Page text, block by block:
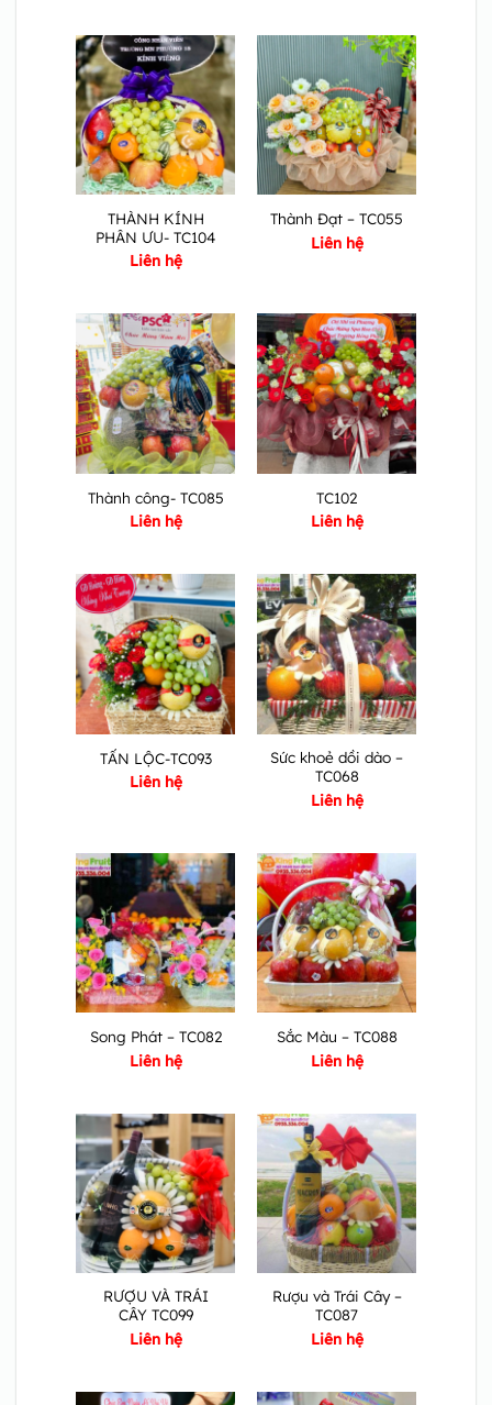
THÀNH KÍNH
PHÂN ƯU- TC104
Liên hệ
Thành Đạt – TC055
Liên hệ
Thành công- TC085
Liên hệ
TC102
Liên hệ
TẤN LỘC-TC093
Liên hệ
Sức khoẻ dồi dào –
TC068
Liên hệ
Song Phát – TC082
Liên hệ
Sắc Màu – TC088
Liên hệ
RƯỢU VÀ TRÁI
CÂY TC099
Liên hệ
Rượu và Trái Cây –
TC087
Liên hệ